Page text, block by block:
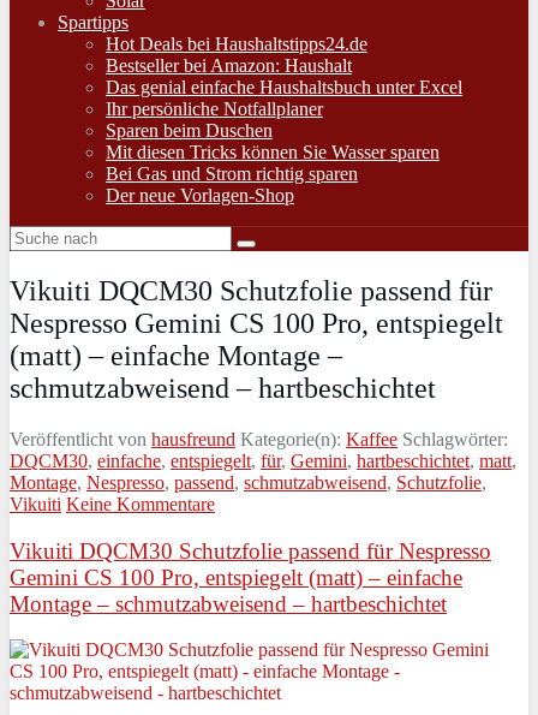
Spartipps
Hot Deals bei Haushaltstipps24.de
Bestseller bei Amazon: Haushalt
Das genial einfache Haushaltsbuch unter Excel
Ihr persönliche Notfallplaner
Sparen beim Duschen
Mit diesen Tricks können Sie Wasser sparen
Bei Gas und Strom richtig sparen
Der neue Vorlagen-Shop
Vikuiti DQCM30 Schutzfolie passend für
Nespresso Gemini CS 100 Pro, entspiegelt
(matt) – einfache Montage –
schmutzabweisend – hartbeschichtet
Veröffentlicht von hausfreund Kategorie(n): Kaffee Schlagwörter:
DQCM30, einfache, entspiegelt, für, Gemini, hartbeschichtet, matt,
Montage, Nespresso, passend, schmutzabweisend, Schutzfolie,
Vikuiti Keine Kommentare
Vikuiti DQCM30 Schutzfolie passend für Nespresso
Gemini CS 100 Pro, entspiegelt (matt) – einfache
Montage – schmutzabweisend – hartbeschichtet